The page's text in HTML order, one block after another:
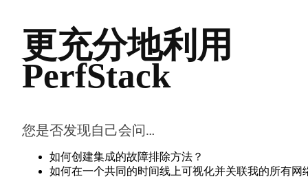
更充分地利用
PerfStack
您是否发现自己会问…
如何创建集成的故障排除方法？
如何在一个共同的时间线上可视化并关联我的所有网